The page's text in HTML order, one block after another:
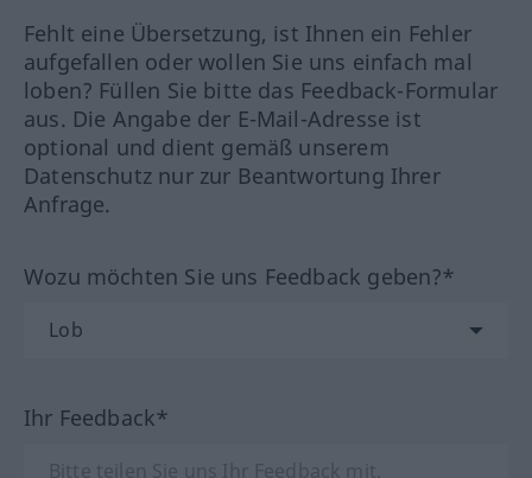
Fehlt eine Übersetzung, ist Ihnen ein Fehler
aufgefallen oder wollen Sie uns einfach mal
loben? Füllen Sie bitte das Feedback-Formular
aus. Die Angabe der E-Mail-Adresse ist
optional und dient gemäß unserem
Datenschutz nur zur Beantwortung Ihrer
Anfrage.
Wozu möchten Sie uns Feedback geben?*
Ihr Feedback*